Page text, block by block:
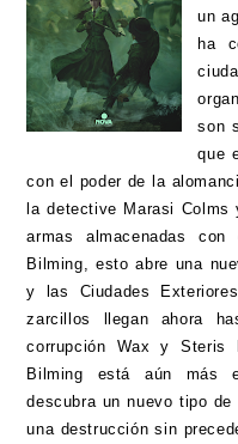
un
ha
son
que
con el poder de la
la detective Marasi Colms
armas almacenadas
Bilming, esto abre una
y las Ciudades
zarcillos llegan ahora
corrupción Wax y Steris
Bilming está aún más
descubra un nuevo tipo
una destrucción sin